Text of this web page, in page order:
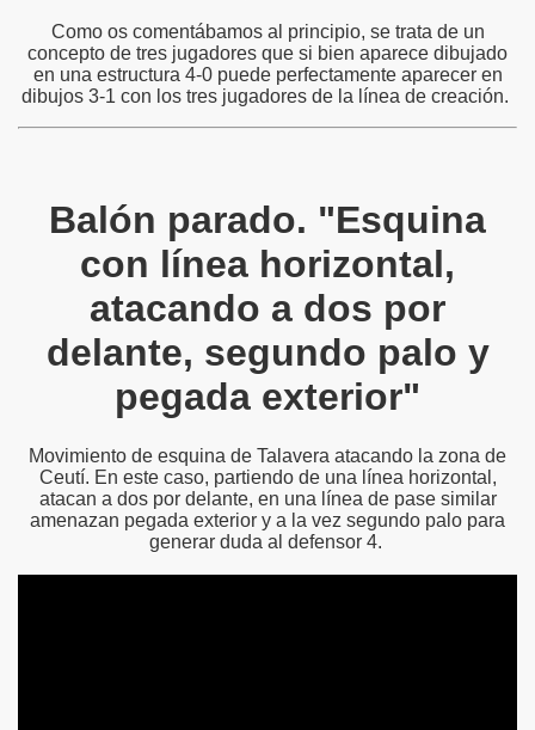
Como os comentábamos al principio, se trata de un
concepto de tres jugadores que si bien aparece dibujado
en una estructura 4-0 puede perfectamente aparecer en
dibujos 3-1 con los tres jugadores de la línea de creación.
Balón parado. "Esquina
con línea horizontal,
atacando a dos por
delante, segundo palo y
pegada exterior"
Movimiento de esquina de Talavera atacando la zona de
Ceutí. En este caso, partiendo de una línea horizontal,
atacan a dos por delante, en una línea de pase similar
amenazan pegada exterior y a la vez segundo palo para
generar duda al defensor 4.